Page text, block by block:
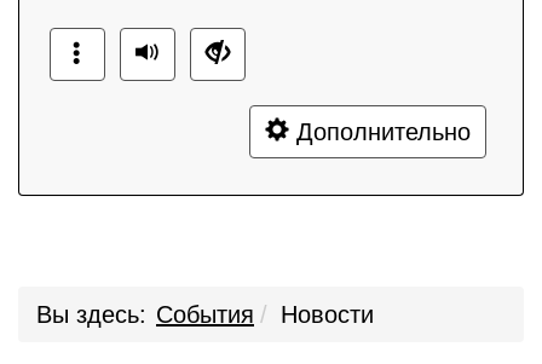
Дополнительно
Вы здесь: События Новости